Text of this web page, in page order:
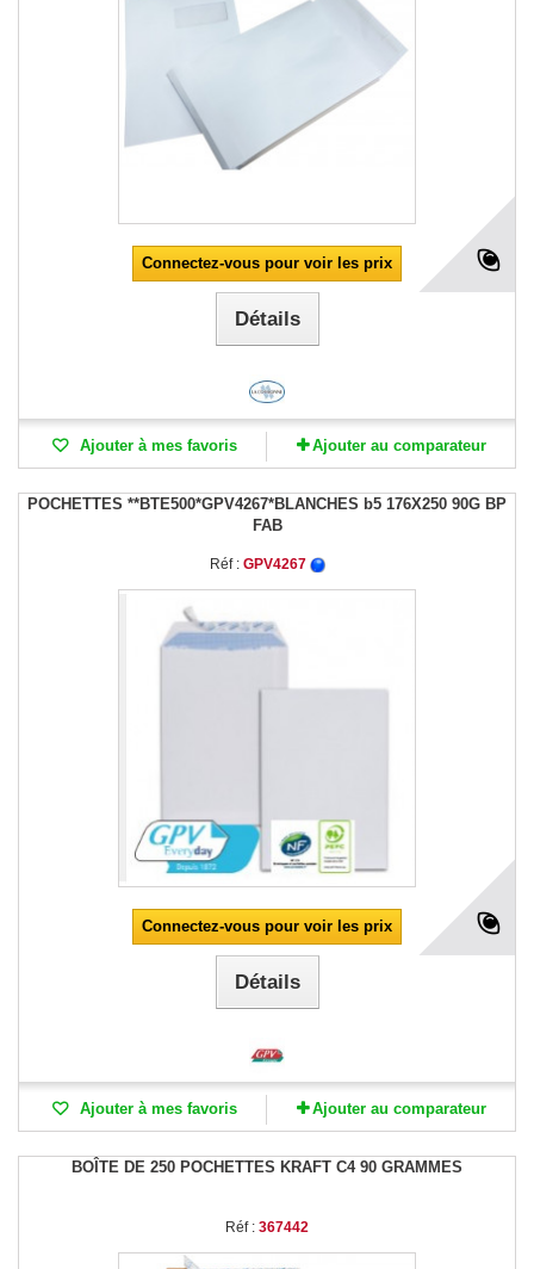
Connectez-vous pour voir les prix
Détails
Ajouter à mes favoris Ajouter au comparateur
POCHETTES **BTE500*GPV4267*BLANCHES b5 176X250 90G BP
FAB
Réf : GPV4267
Connectez-vous pour voir les prix
Détails
Ajouter à mes favoris Ajouter au comparateur
BOÎTE DE 250 POCHETTES KRAFT C4 90 GRAMMES
Réf : 367442